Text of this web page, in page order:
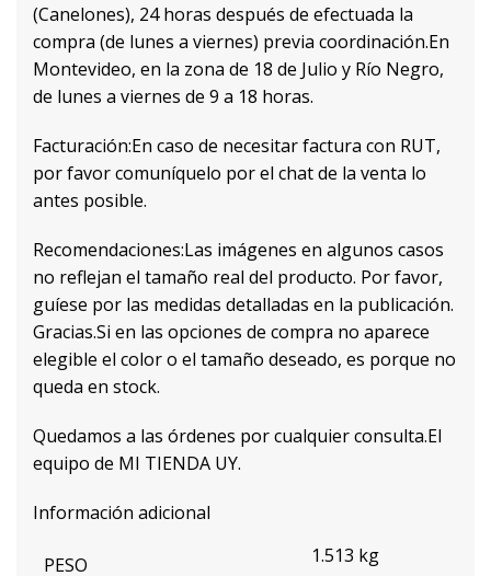
(Canelones), 24 horas después de efectuada la
compra (de lunes a viernes) previa coordinación.En
Montevideo, en la zona de 18 de Julio y Río Negro,
de lunes a viernes de 9 a 18 horas.
Facturación:En caso de necesitar factura con RUT,
por favor comuníquelo por el chat de la venta lo
antes posible.
Recomendaciones:Las imágenes en algunos casos
no reflejan el tamaño real del producto. Por favor,
guíese por las medidas detalladas en la publicación.
Gracias.Si en las opciones de compra no aparece
elegible el color o el tamaño deseado, es porque no
queda en stock.
Quedamos a las órdenes por cualquier consulta.El
equipo de MI TIENDA UY.
Información adicional
PESO 1.513 kg